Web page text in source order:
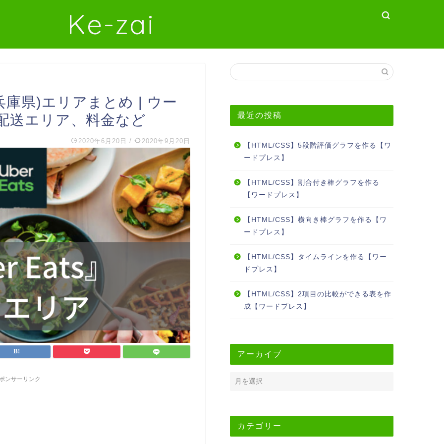
Ke-zai
庫県)エリアまとめ | ウー
送エリア、料金など
2020年6月20日 / 2020年9月20日
ンサーリンク
最近の投稿
【HTML/CSS】5段階評価グラフを作る【ワ
ードプレス】
【HTML/CSS】割合付き棒グラフを作る
【ワードプレス】
【HTML/CSS】横向き棒グラフを作る【ワ
ードプレス】
【HTML/CSS】タイムラインを作る【ワー
ドプレス】
【HTML/CSS】2項目の比較ができる表を作
成【ワードプレス】
アーカイブ
カテゴリー